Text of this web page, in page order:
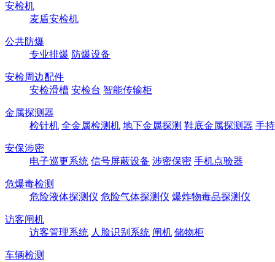
安检机
麦盾安检机
公共防爆
专业排爆 防爆设备
安检周边配件
安检滑槽 安检台 智能传输柜
金属探测器
检针机 全金属检测机 地下金属探测 鞋底金属探测器 手
安保涉密
电子巡更系统 信号屏蔽设备 涉密保密 手机点验器
危爆毒检测
危险液体探测仪 危险气体探测仪 爆炸物毒品探测仪
访客闸机
访客管理系统 人脸识别系统 闸机 储物柜
车辆检测